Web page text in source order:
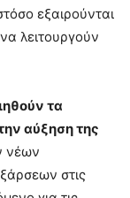
εξαιρούνται
λειτουργούν
τα
αύξηση της
νέων
στις